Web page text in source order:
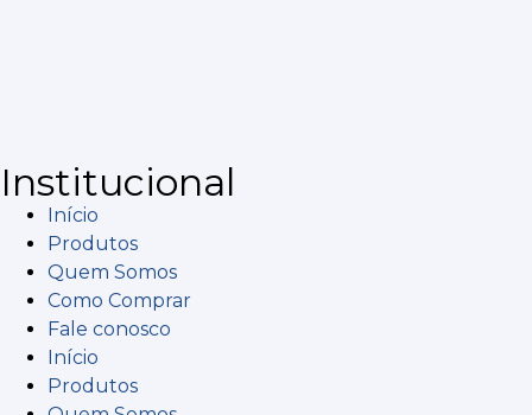
Institucional
Início
Produtos
Quem Somos
Como Comprar
Fale conosco
Início
Produtos